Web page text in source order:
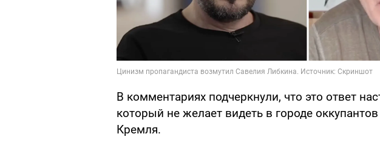
В комментариях подчеркнули, что это ответ
который не желает видеть в городе
Кремля.